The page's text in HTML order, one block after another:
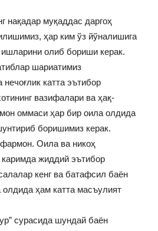
нақадар муқаддас даргоҳ
ҳар ким ўз йўналишига
ишларини олиб бориши керак.
шариатимиз
катта эътибор
вазифалари ва ҳақ-
оммаси ҳар бир оила олдида
боришимиз керак.
Оила ва никоҳ
жиддий эътибор
кенг ва батафсил баён
олдида ҳам катта масъулият
сурасида шундай баён